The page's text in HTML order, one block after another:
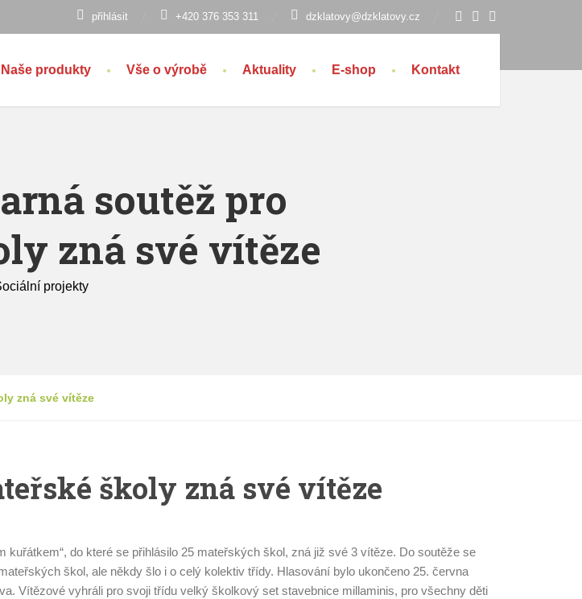
přihlásit +420 376 353 311 dzklatovy@dzklatovy.cz
Naše produkty Vše o výrobě Aktuality E-shop Kontakt
soutěž pro
zná své vítěze
projekty
zná své vítěze
školy zná své vítěze
do které se přihlásilo 25 mateřských škol, zná již své 3 vítěze. Do soutěže se
škol, ale někdy šlo i o celý kolektiv třídy. Hlasování bylo ukončeno 25. června
Vítězové vyhráli pro svoji třídu velký školkový set stavebnice millaminis, pro všechny děti